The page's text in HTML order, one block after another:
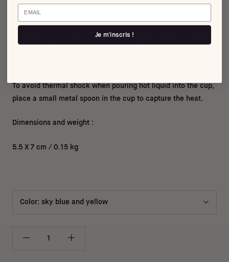
by la Romaine Editions
This small bubble-glass mug is made by a Biot master
To avoid thermal shock when pouring hot liquid into the cup,
place a small metal spoon in the cup to capture the heat.
Dimensions and weight :
5.5 X 7 cm / 0.15 kg
Color: sky blue and yellow
Email
Je m'inscris !